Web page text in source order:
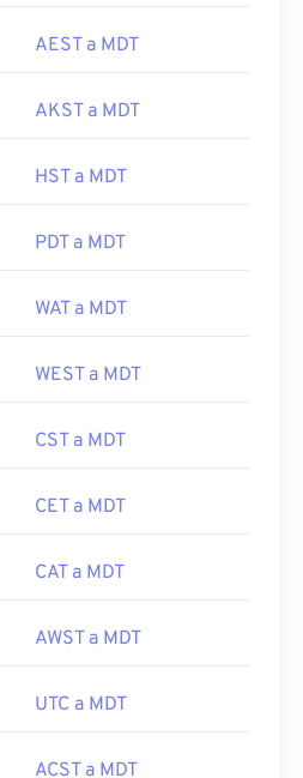
AEST a MDT
AKST a MDT
HST a MDT
PDT a MDT
WAT a MDT
WEST a MDT
CST a MDT
CET a MDT
CAT a MDT
AWST a MDT
UTC a MDT
ACST a MDT